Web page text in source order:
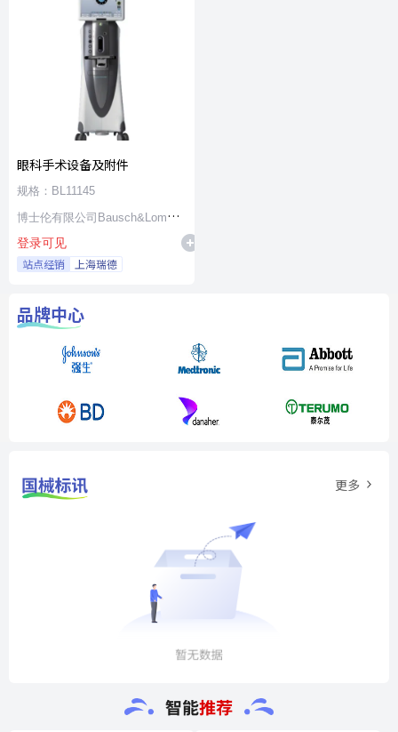
眼科手术设备及附件
规格：BL11145
博士伦有限公司Bausch&Lomb
Incorporated
登录可见
站点经销 上海瑞德
品牌中心